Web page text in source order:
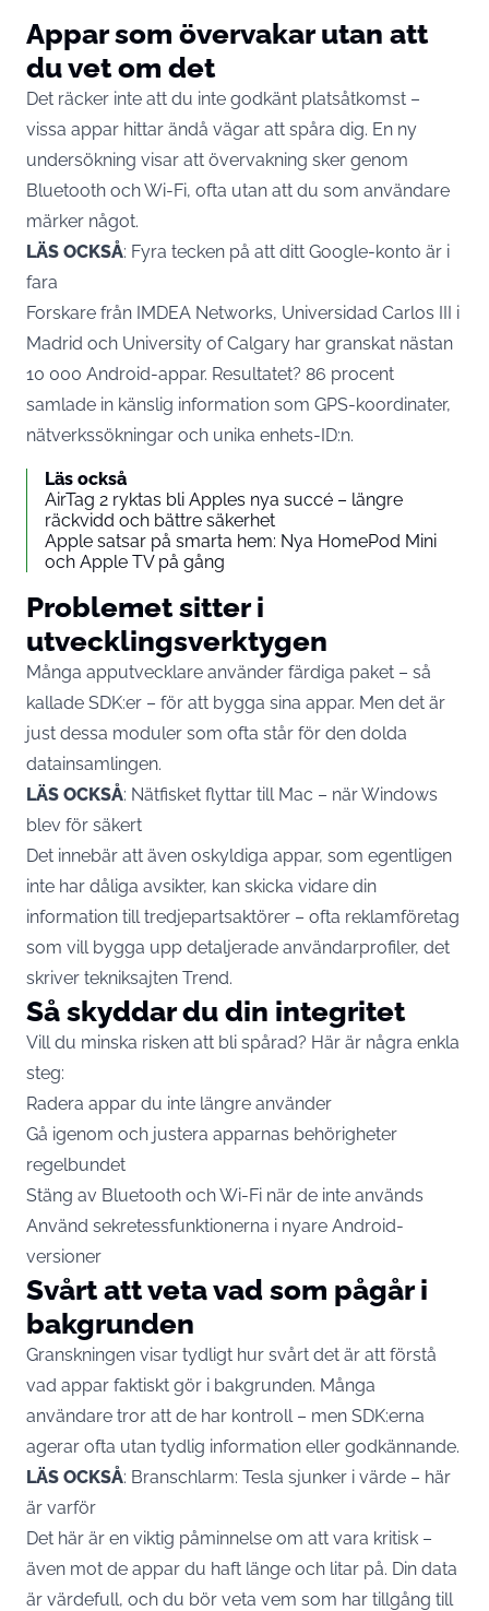
Appar som övervakar utan att
du vet om det
Det räcker inte att du inte godkänt platsåtkomst –
vissa appar hittar ändå vägar att spåra dig. En ny
undersökning visar att övervakning sker genom
Bluetooth och Wi-Fi, ofta utan att du som användare
märker något.
LÄS OCKSÅ: Fyra tecken på att ditt Google-konto är i
fara
Forskare från IMDEA Networks, Universidad Carlos III i
Madrid och University of Calgary har granskat nästan
10 000 Android-appar. Resultatet? 86 procent
samlade in känslig information som GPS-koordinater,
nätverkssökningar och unika enhets-ID:n.
Läs också
AirTag 2 ryktas bli Apples nya succé – längre
räckvidd och bättre säkerhet
Apple satsar på smarta hem: Nya HomePod Mini
och Apple TV på gång
Problemet sitter i
utvecklingsverktygen
Många apputvecklare använder färdiga paket – så
kallade SDK:er – för att bygga sina appar. Men det är
just dessa moduler som ofta står för den dolda
datainsamlingen.
LÄS OCKSÅ: Nätfisket flyttar till Mac – när Windows
blev för säkert
Det innebär att även oskyldiga appar, som egentligen
inte har dåliga avsikter, kan skicka vidare din
information till tredjepartsaktörer – ofta reklamföretag
som vill bygga upp detaljerade användarprofiler, det
skriver tekniksajten Trend.
Så skyddar du din integritet
Vill du minska risken att bli spårad? Här är några enkla
steg:
Radera appar du inte längre använder
Gå igenom och justera apparnas behörigheter
regelbundet
Stäng av Bluetooth och Wi-Fi när de inte används
Använd sekretessfunktionerna i nyare Android-
versioner
Svårt att veta vad som pågår i
bakgrunden
Granskningen visar tydligt hur svårt det är att förstå
vad appar faktiskt gör i bakgrunden. Många
användare tror att de har kontroll – men SDK:erna
agerar ofta utan tydlig information eller godkännande.
LÄS OCKSÅ: Branschlarm: Tesla sjunker i värde – här
är varför
Det här är en viktig påminnelse om att vara kritisk –
även mot de appar du haft länge och litar på. Din data
är värdefull, och du bör veta vem som har tillgång till